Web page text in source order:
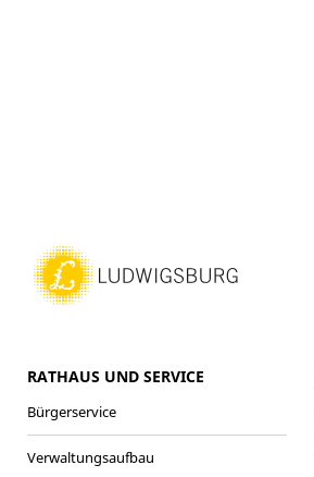
RATHAUS UND SERVICE
Bürgerservice
Verwaltungsaufbau